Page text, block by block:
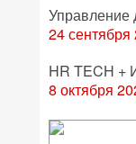
24 сентября
HR TECH
8 октября